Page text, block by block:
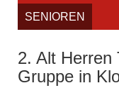
SENIOREN
2. Alt Herren
Gruppe in